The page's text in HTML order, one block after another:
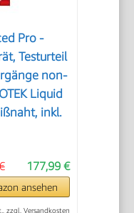
Pro -
Testurteil
non-
Liquid
inkl.
177,99 €
ansehen
zzgl. Versandkosten